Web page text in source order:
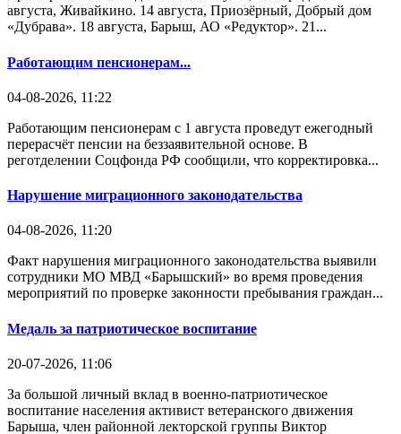
августа, Живайкино. 14 августа, Приозёрный, Добрый дом
«Дубрава». 18 августа, Барыш, АО «Редуктор». 21...
Работающим пенсионерам...
04-08-2026, 11:22
Работающим пенсионерам с 1 августа проведут ежегодный
перерасчёт пенсии на беззаявительной основе. В
реготделении Соцфонда РФ сообщили, что корректировка...
Нарушение миграционного законодательства
04-08-2026, 11:20
Факт нарушения миграционного законодательства выявили
сотрудники МО МВД «Барышский» во время проведения
мероприятий по проверке законности пребывания граждан...
Медаль за патриотическое воспитание
20-07-2026, 11:06
За большой личный вклад в военно-патриотическое
воспитание населения активист ветеранского движения
Барыша, член районной лекторской группы Виктор